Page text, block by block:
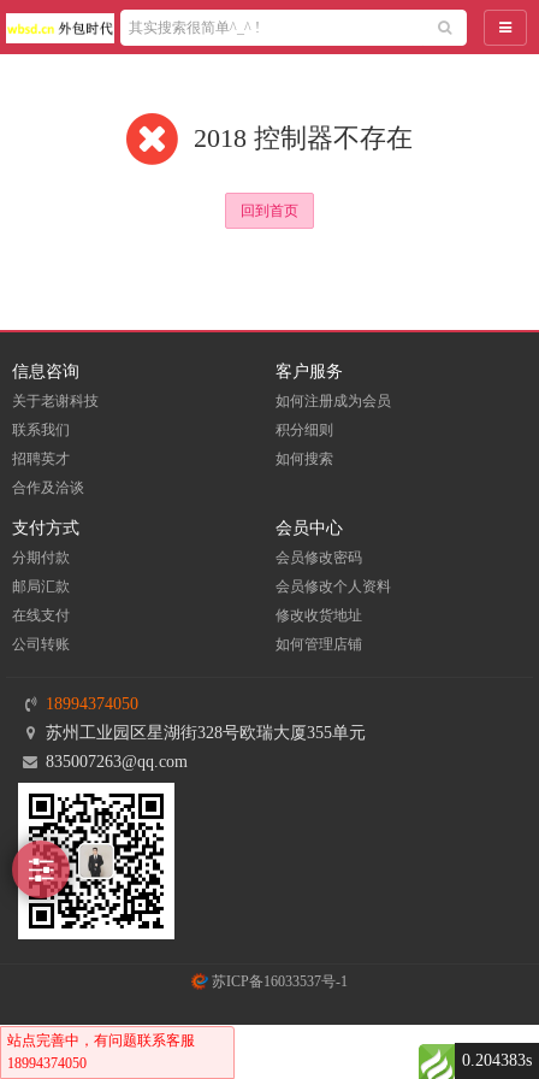
导航
2018 控制器不存在
回到首页
信息咨询
关于老谢科技
联系我们
招聘英才
合作及洽谈
客户服务
如何注册成为会员
积分细则
如何搜索
支付方式
分期付款
邮局汇款
在线支付
公司转账
会员中心
会员修改密码
会员修改个人资料
修改收货地址
如何管理店铺
18994374050
苏州工业园区星湖街328号欧瑞大厦355单元
835007263@qq.com
苏ICP备16033537号-1
0.204383s
站点完善中，有问题联系客服
18994374050